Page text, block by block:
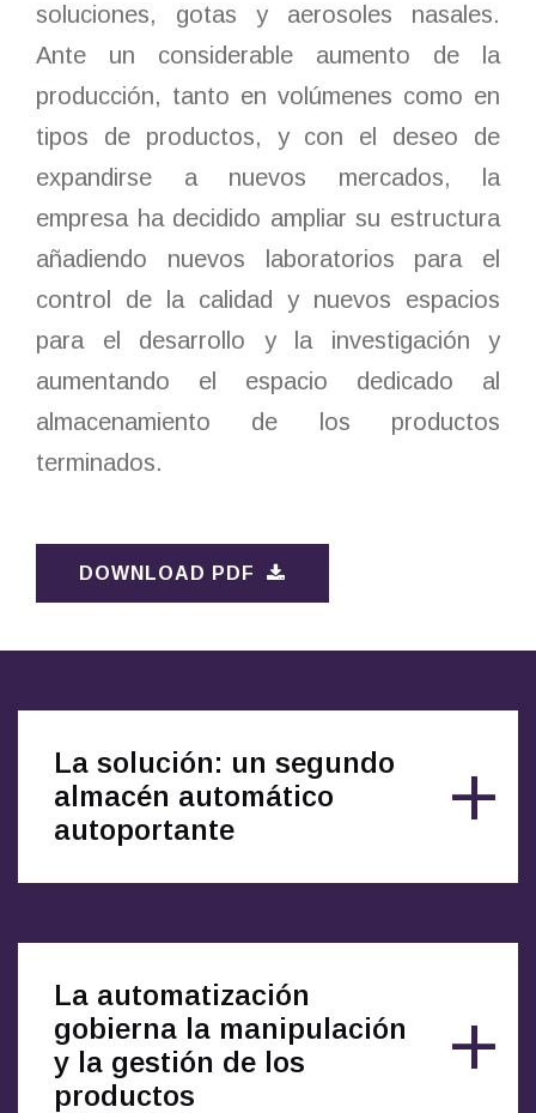
soluciones, gotas y aerosoles nasales.
Ante un considerable aumento de la
producción, tanto en volúmenes como en
tipos de productos, y con el deseo de
expandirse a nuevos mercados, la
empresa ha decidido ampliar su estructura
añadiendo nuevos laboratorios para el
control de la calidad y nuevos espacios
para el desarrollo y la investigación y
aumentando el espacio dedicado al
almacenamiento de los productos
terminados.
DOWNLOAD PDF
La solución: un segundo
almacén automático
autoportante
La automatización
gobierna la manipulación
y la gestión de los
productos